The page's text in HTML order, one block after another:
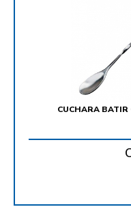
CUCHARA BATIR